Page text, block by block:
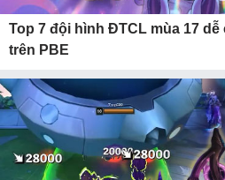
Top 7 đội hình ĐTCL mùa 17
trên PBE